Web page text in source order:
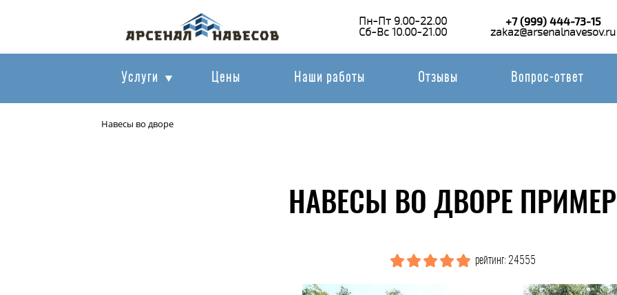
Пн-Пт 9.00-22.00
Сб-Вс 10.00-21.00
+7 (999) 444-73-15
zakaz@arsenalnavesov.ru
Услуги Цены Наши работы Отзывы Вопрос-ответ
Навесы во дворе
НАВЕСЫ ВО ДВОРЕ
рейтинг: 24555